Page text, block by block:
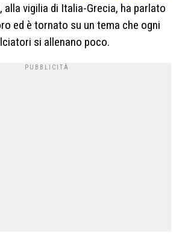
alla vigilia di Italia-Grecia, ha parlato
ed è tornato su un tema che ogni
si allenano poco.